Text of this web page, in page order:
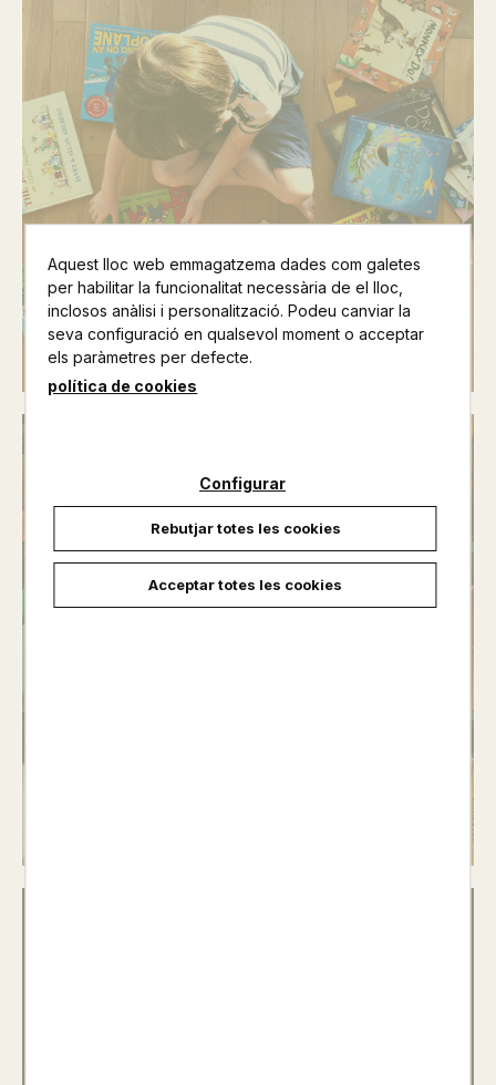
Llibres infantils
Veure llibres >
Aquest lloc web emmagatzema dades com galetes
per habilitar la funcionalitat necessària de el lloc,
inclosos anàlisi i personalització. Podeu canviar la
seva configuració en qualsevol moment o acceptar
els paràmetres per defecte.
política de cookies
Configurar
Rebutjar totes les cookies
Acceptar totes les cookies